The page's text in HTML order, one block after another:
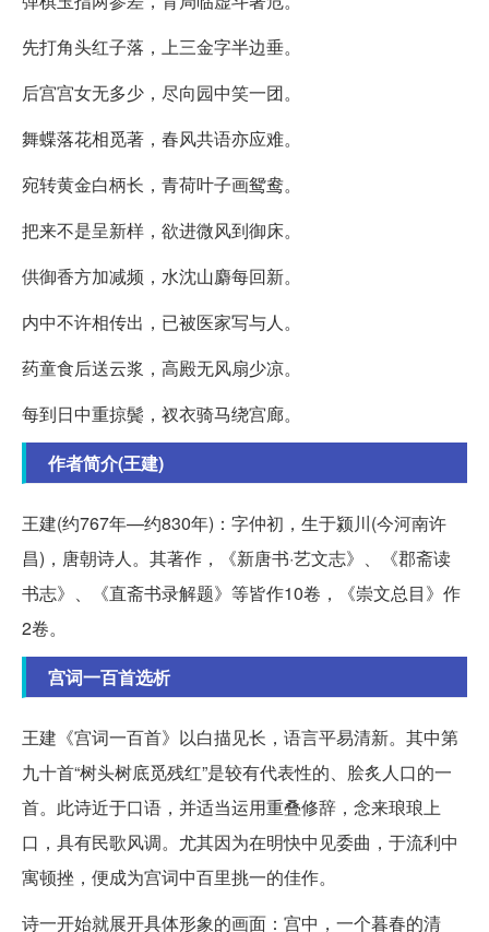
先打角头红子落，上三金字半边垂。
后宫宫女无多少，尽向园中笑一团。
舞蝶落花相觅著，春风共语亦应难。
宛转黄金白柄长，青荷叶子画鸳鸯。
把来不是呈新样，欲进微风到御床。
供御香方加减频，水沈山麝每回新。
内中不许相传出，已被医家写与人。
药童食后送云浆，高殿无风扇少凉。
每到日中重掠鬓，衩衣骑马绕宫廊。
作者简介(王建)
王建(约767年—约830年)：字仲初，生于颍川(今河南许
昌)，唐朝诗人。其著作，《新唐书·艺文志》、《郡斋读
书志》、《直斋书录解题》等皆作10卷，《崇文总目》作
2卷。
宫词一百首选析
王建《宫词一百首》以白描见长，语言平易清新。其中第
九十首“树头树底觅残红”是较有代表性的、脍炙人口的一
首。此诗近于口语，并适当运用重叠修辞，念来琅琅上
口，具有民歌风调。尤其因为在明快中见委曲，于流利中
寓顿挫，便成为宫词中百里挑一的佳作。
诗一开始就展开具体形象的画面：宫中，一个暮春的清